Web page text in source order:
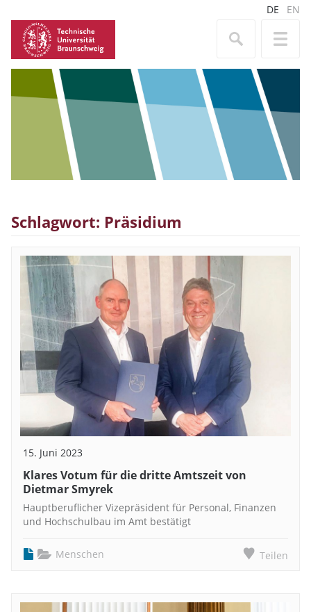
DE EN
Schlagwort: Präsidium
15. Juni 2023
Klares Votum für die dritte Amtszeit von
Dietmar Smyrek
Hauptberuflicher Vizepräsident für Personal, Finanzen
und Hochschulbau im Amt bestätigt
Menschen Teilen